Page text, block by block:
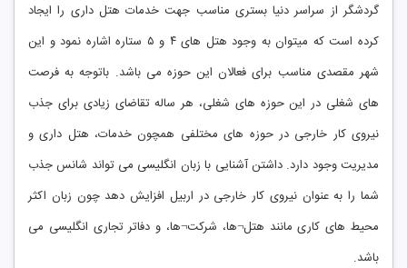
گردشگر از سراسر دنیا بستری مناسب جهت خدمات هتل داری را ایجاد
کرده است که میتوان به وجود هتل های ۴ و ۵ ستاره اشاره نمود و این
شهر مقصدی مناسب برای فعالان این حوزه می باشد. باتوجه به فرصت
های شغلی در این حوزه های شغلی، هر ساله تقاضای زیادی برای جذب
نیروی کار خارجی در حوزه های مختلفی همچون خدمات، هتل داری و
مدیریت وجود دارد. داشتن آشنایی با زبان انگلیسی می تواند شانس جذب
شما را به عنوان نیروی کار خارجی در اربیل افزایش دهد چون زبان اکثر
محیط های کاری مانند هتل¬ها، شرکت¬ها، و دفاتر تجاری انگلیسی می
باشد.